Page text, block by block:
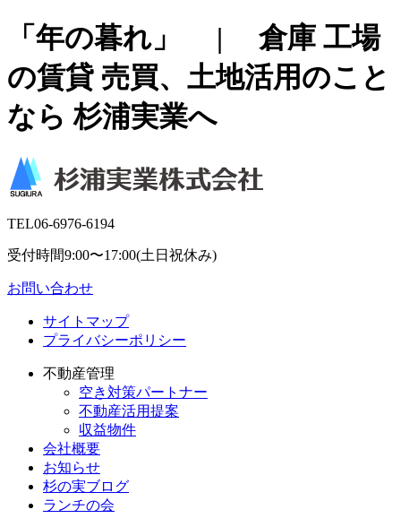
「年の暮れ」 | 倉庫 工場
の賃貸 売買、土地活用のこと
なら 杉浦実業へ
TEL06-6976-6194
受付時間9:00〜17:00(土日祝休み)
お問い合わせ
サイトマップ
プライバシーポリシー
不動産管理
空き対策パートナー
不動産活用提案
収益物件
会社概要
お知らせ
杉の実ブログ
ランチの会